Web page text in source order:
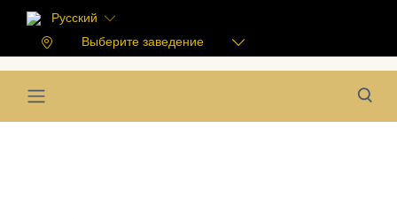
Русский
Выберите заведение